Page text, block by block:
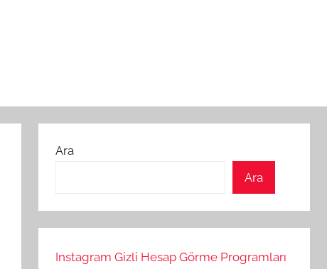
Ara
Ara
Instagram Gizli Hesap Görme Programları